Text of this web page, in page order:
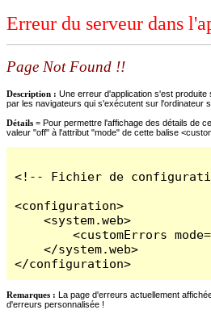
Erreur du serveur dans
Page Not Found !!
Description : Une erreur d'application s'est
par les navigateurs qui s'exécutent sur l'ordinateur
Détails = Pour permettre l'affichage des détails de
valeur "off" à l'attribut "mode" de cette balise
<!-- Fichier de
<configuration>
    <system.web>
<customErrors
    </system.web>
</configuration>
Remarques : La page d'erreurs actuellement
d'erreurs personnalisée !